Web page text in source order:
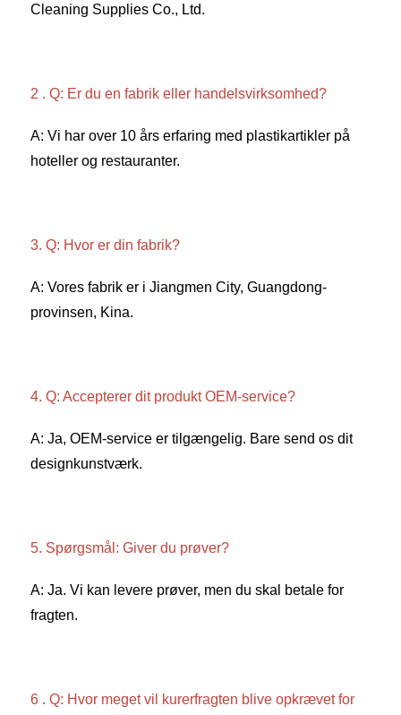
Cleaning Supplies Co., Ltd.
2 . Q: Er du en fabrik eller handelsvirksomhed?
A: Vi har over 10 års erfaring med plastikartikler på
hoteller og restauranter.
3. Q: Hvor er din fabrik?
A: Vores fabrik er i Jiangmen City, Guangdong-
provinsen, Kina.
4. Q: Accepterer dit produkt OEM-service?
A: Ja, OEM-service er tilgængelig. Bare send os dit
designkunstværk.
5. Spørgsmål: Giver du prøver?
A: Ja. Vi kan levere prøver, men du skal betale for
fragten.
6 . Q: Hvor meget vil kurerfragten blive opkrævet for